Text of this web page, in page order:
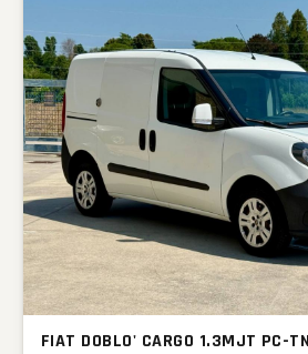
FIAT DOBLO' CARGO 1.3MJT PC-